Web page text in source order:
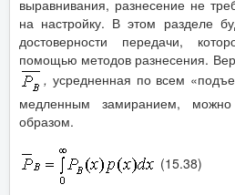
выравнивания, разнесение не
на настройку. В этом разделе
достоверности передачи,
помощью методов разнесения.
, усредненная по всем
медленным замиранием,
образом.
(15.38)